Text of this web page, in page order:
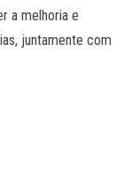
a melhoria e
juntamente com